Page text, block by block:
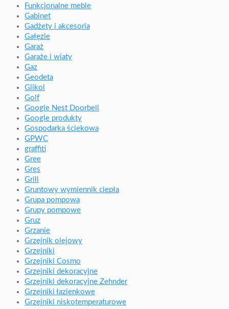
Funkcjonalne meble
Gabinet
Gadżety i akcesoria
Gałęzie
Garaż
Garaże i wiaty
Gaz
Geodeta
Glikol
Golf
Google Nest Doorbell
Google produkty
Gospodarka ściekowa
GPWC
graffiti
Gree
Gres
Grill
Gruntowy wymiennik ciepła
Grupa pompowa
Grupy pompowe
Gruz
Grzanie
Grzejnik olejowy
Grzejniki
Grzejniki Cosmo
Grzejniki dekoracyjne
Grzejniki dekoracyjne Zehnder
Grzejniki łazienkowe
Grzejniki niskotemperaturowe